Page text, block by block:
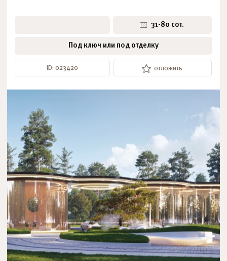
31-80 сот.
Под ключ или под отделку
ID: 023420 отложить